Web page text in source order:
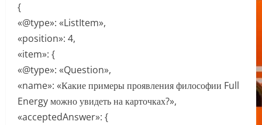
{
«@type»: «ListItem»,
«position»: 4,
«item»: {
«@type»: «Question»,
«name»: «Какие примеры проявления философии Full
Energy можно увидеть на карточках?»,
«acceptedAnswer»: {